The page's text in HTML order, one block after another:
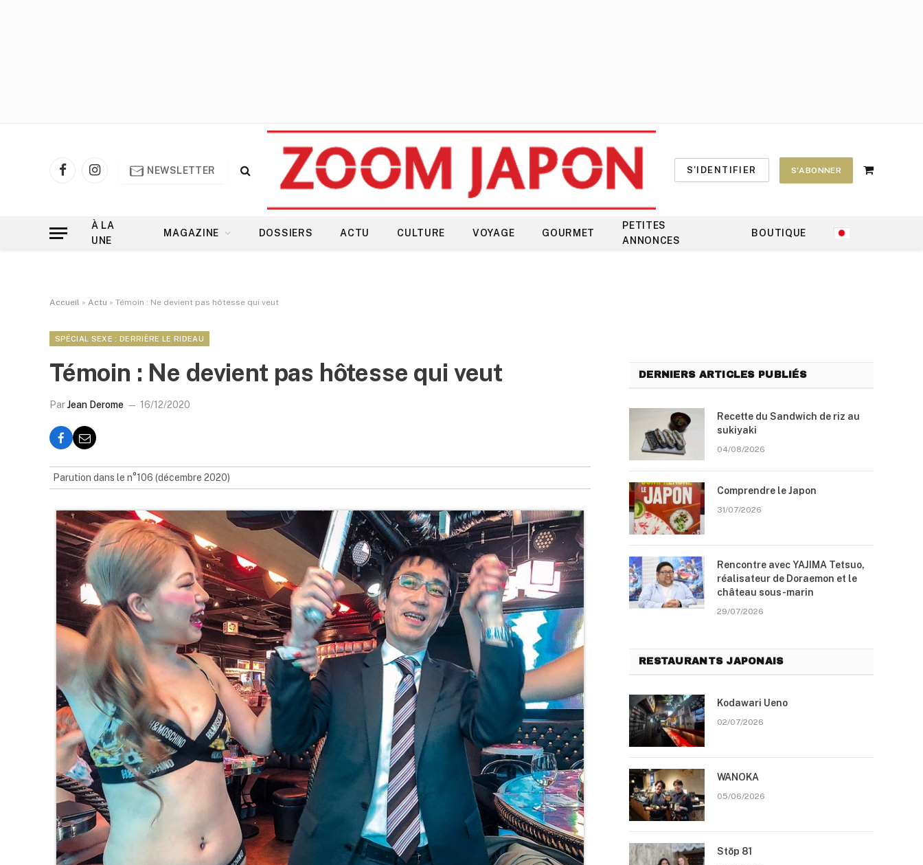
FacebookInstagram
NEWSLETTER S'IDENTIFIER S'ABONNER
Shopping
À LA
UNE
MAGAZINE DOSSIERS ACTU CULTURE VOYAGE GOURMET
PETITES
ANNONCES
BOUTIQUE
Accueil » Actu » Témoin : Ne devient pas hôtesse qui veut
SPÉCIAL SEXE : DERRIÈRE LE RIDEAU
Témoin : Ne devient pas hôtesse qui veut
ParJean Derome 16/12/2020
Parution dans le n°106 (décembre 2020)
DERNIERS ARTICLES PUBLIÉS
Recette du Sandwich de riz au
sukiyaki
04/08/2026
Comprendre le Japon
31/07/2026
Rencontre avec YAJIMA Tetsuo,
réalisateur de Doraemon et le
château sous-marin
29/07/2026
RESTAURANTS JAPONAIS
Kodawari Ueno
02/07/2026
WANOKA
05/06/2026
Stōp 81